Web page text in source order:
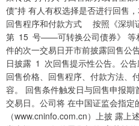
债”持 有人有权选择是否进行回售
回售程序和付款方式 按照《深圳
第 15 号——可转换公司债券》 等
件的次一交易日开市前披露回售公
日披露 1 次回售提示性公告。公告
回售价格、回售程序、付款方法、
容。 回售条件触发日与回售申报
交易日。公司将 在中国证监会指
（www.cninfo.com.cn）上披 露上